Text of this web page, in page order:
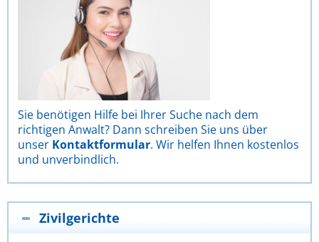
Sie benötigen Hilfe bei Ihrer Suche nach dem
richtigen Anwalt? Dann schreiben Sie uns über
unser Kontaktformular. Wir helfen Ihnen kostenlos
und unverbindlich.
Zivilgerichte